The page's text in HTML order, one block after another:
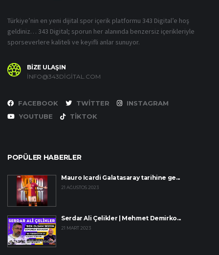
Türkiye’nin en yeni dijital spor içerik platformu 343 Digital’e hoş
geldiniz… 343 Digital; sporun her alanında benzersiz içerikleriyle
sporseverlere kaliteli ve keyifli anlar sunuyor.
BİZE ULAŞIN
INFO@343DIGITAL.COM
FACEBOOK TWITTER
INSTAGRAM
YOUTUBE
TIKTOK
POPÜLER HABERLER
Mauro Icardi Galatasaray tarihine ge...
21 AĞUSTOS 2023
Serdar Ali Çelikler | Mehmet Demirko...
21 MART 2023